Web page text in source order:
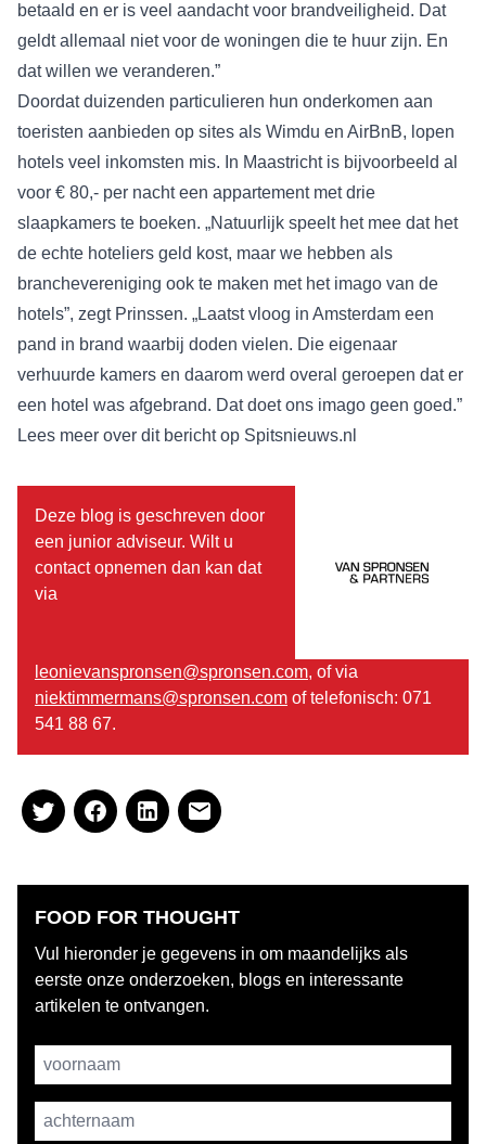
betaald en er is veel aandacht voor brandveiligheid. Dat
geldt allemaal niet voor de woningen die te huur zijn. En
dat willen we veranderen.”
Doordat duizenden particulieren hun onderkomen aan
toeristen aanbieden op sites als Wimdu en AirBnB, lopen
hotels veel inkomsten mis. In Maastricht is bijvoorbeeld al
voor € 80,- per nacht een appartement met drie
slaapkamers te boeken. „Natuurlijk speelt het mee dat het
de echte hoteliers geld kost, maar we hebben als
branchevereniging ook te maken met het imago van de
hotels”, zegt Prinssen. „Laatst vloog in Amsterdam een
pand in brand waarbij doden vielen. Die eigenaar
verhuurde kamers en daarom werd overal geroepen dat er
een hotel was afgebrand. Dat doet ons imago geen goed.”
Lees meer over dit bericht op Spitsnieuws.nl
Deze blog is geschreven door
een junior adviseur. Wilt u
contact opnemen dan kan dat
via
leonievanspronsen@spronsen.com, of via
niektimmermans@spronsen.com of telefonisch: 071
541 88 67.
FOOD FOR THOUGHT
Vul hieronder je gegevens in om maandelijks als
eerste onze onderzoeken, blogs en interessante
artikelen te ontvangen.
Username
achternaam